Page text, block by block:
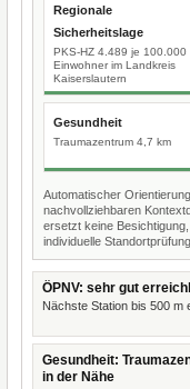
Regionale
Sicherheitslage
PKS-HZ 4.489 je 100.000
Einwohner im Landkreis
Kaiserslautern
Gesundheit
Traumazentrum 4,7 km
Automatischer
nachvollziehbaren
ersetzt keine
individuelle Standortprüfung.
ÖPNV: sehr gut
Nächste Station bis 500 m
Gesundheit:
in der Nähe